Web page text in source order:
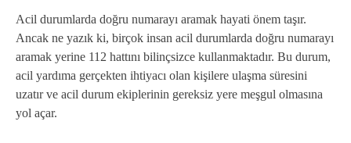
Acil durumlarda doğru numarayı aramak hayati önem taşır.
Ancak ne yazık ki, birçok insan acil durumlarda doğru numarayı
aramak yerine 112 hattını bilinçsizce kullanmaktadır. Bu durum,
acil yardıma gerçekten ihtiyacı olan kişilere ulaşma süresini
uzatır ve acil durum ekiplerinin gereksiz yere meşgul olmasına
yol açar.